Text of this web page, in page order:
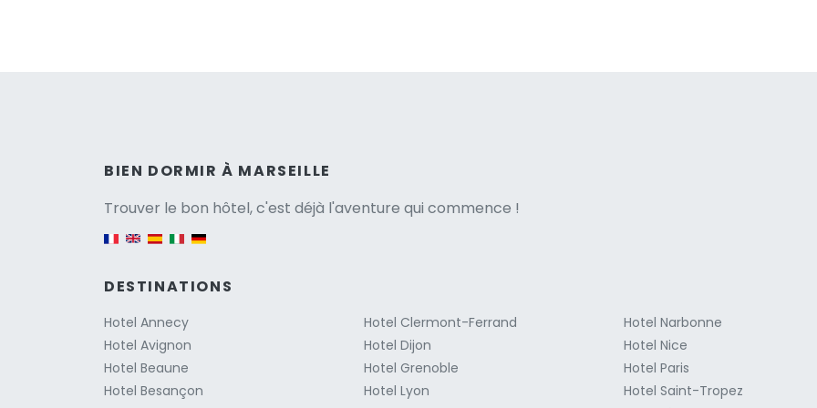
BIEN DORMIR À MARSEILLE
Trouver le bon hôtel, c'est déjà l'aventure qui commence !
Versione italiana
DESTINATIONS
Hotel Annecy
Hotel Avignon
Hotel Beaune
Hotel Besançon
Hotel Clermont-Ferrand
Hotel Dijon
Hotel Grenoble
Hotel Lyon
Hotel Narbonne
Hotel Nice
Hotel Paris
Hotel Saint-Tropez